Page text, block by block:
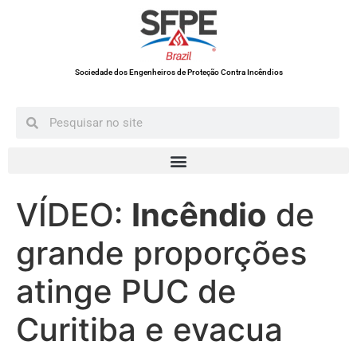
Sociedade dos Engenheiros de Proteção Contra Incêndios
VÍDEO: Incêndio de
grande proporções
atinge PUC de
Curitiba e evacua